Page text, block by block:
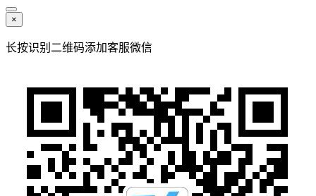
×
长按识别二维码添加客服微信